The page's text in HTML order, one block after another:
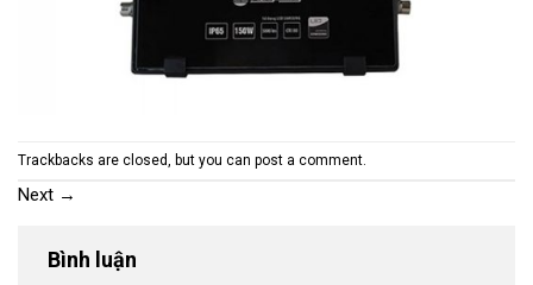
Trackbacks are closed, but you can post a comment.
Next →
Bình luận